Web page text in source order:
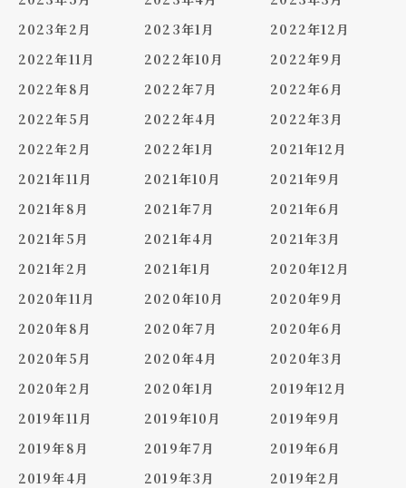
2023年2月
2023年1月
2022年12月
2022年11月
2022年10月
2022年9月
2022年8月
2022年7月
2022年6月
2022年5月
2022年4月
2022年3月
2022年2月
2022年1月
2021年12月
2021年11月
2021年10月
2021年9月
2021年8月
2021年7月
2021年6月
2021年5月
2021年4月
2021年3月
2021年2月
2021年1月
2020年12月
2020年11月
2020年10月
2020年9月
2020年8月
2020年7月
2020年6月
2020年5月
2020年4月
2020年3月
2020年2月
2020年1月
2019年12月
2019年11月
2019年10月
2019年9月
2019年8月
2019年7月
2019年6月
2019年4月
2019年3月
2019年2月